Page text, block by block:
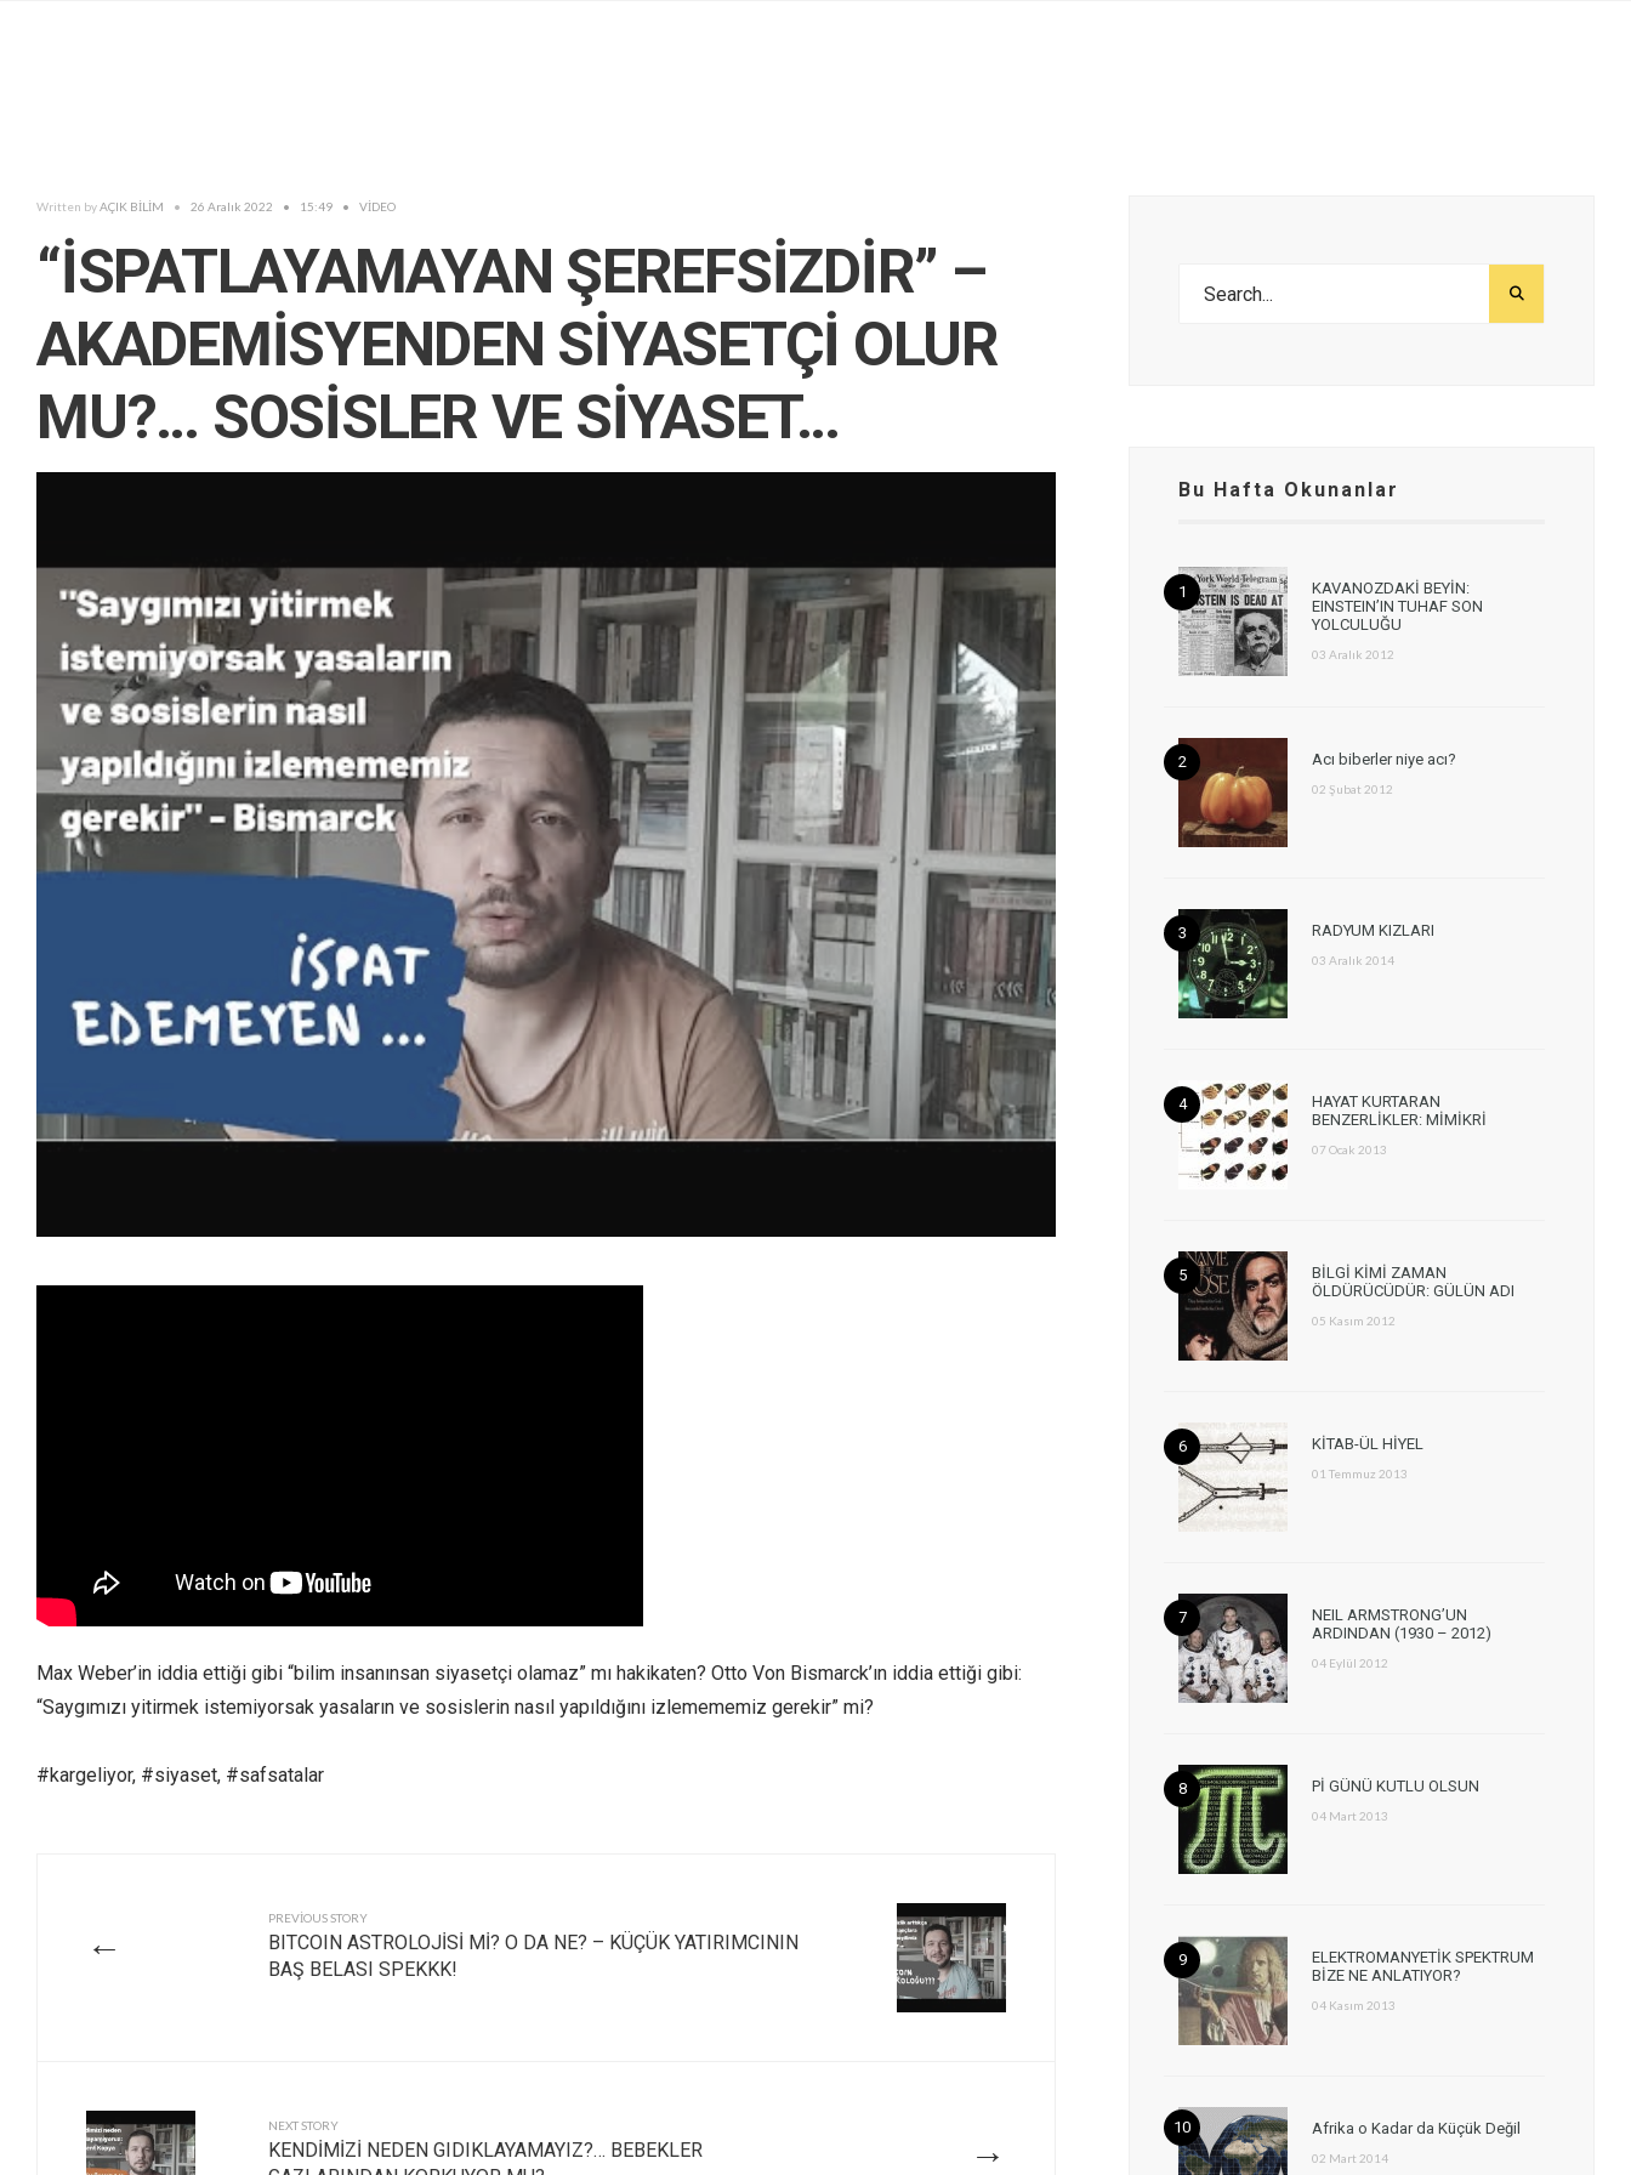
Written byAÇIK BİLİM • 26 Aralık 2022 • 15:49 • VİDEO
“İSPATLAYAMAYAN ŞEREFSİZDİR” –
AKADEMİSYENDEN SİYASETÇİ OLUR
MU?… SOSİSLER VE SİYASET…
Max Weber’in iddia ettiği gibi “bilim insanınsan siyasetçi olamaz” mı hakikaten? Otto Von Bismarck’ın iddia ettiği gibi:
“Saygımızı yitirmek istemiyorsak yasaların ve sosislerin nasıl yapıldığını izlemememiz gerekir” mi?
#kargeliyor, #siyaset, #safsatalar
←
PREVIOUS STORY
BITCOIN ASTROLOJİSİ Mİ? O DA NE? – KÜÇÜK YATIRIMCININ
BAŞ BELASI SPEKKK!
→
NEXT STORY
KENDİMİZİ NEDEN GIDIKLAYAMAYIZ?… BEBEKLER
Bu Hafta Okunanlar
KAVANOZDAKİ BEYİN:
EINSTEIN’IN TUHAF SON
YOLCULUĞU
03 Aralık 2012
Acı biberler niye acı?
02 Şubat 2012
RADYUM KIZLARI
03 Aralık 2014
HAYAT KURTARAN
BENZERLİKLER: MİMİKRİ
07 Ocak 2013
BİLGİ KİMİ ZAMAN
ÖLDÜRÜCÜDÜR: GÜLÜN ADI
05 Kasım 2012
KİTAB-ÜL HİYEL
01 Temmuz 2013
NEIL ARMSTRONG’UN
ARDINDAN (1930 – 2012)
04 Eylül 2012
Pİ GÜNÜ KUTLU OLSUN
04 Mart 2013
ELEKTROMANYETİK SPEKTRUM
BİZE NE ANLATIYOR?
04 Kasım 2013
Afrika o Kadar da Küçük Değil
02 Mart 2014